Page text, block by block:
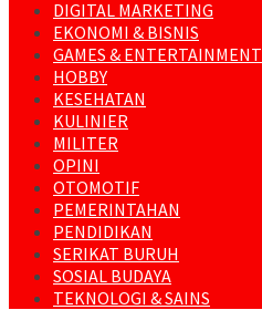
DIGITAL MARKETING
EKONOMI & BISNIS
GAMES & ENTERTAINMENT
HOBBY
KESEHATAN
KULINIER
MILITER
OPINI
OTOMOTIF
PEMERINTAHAN
PENDIDIKAN
SERIKAT BURUH
SOSIAL BUDAYA
TEKNOLOGI & SAINS